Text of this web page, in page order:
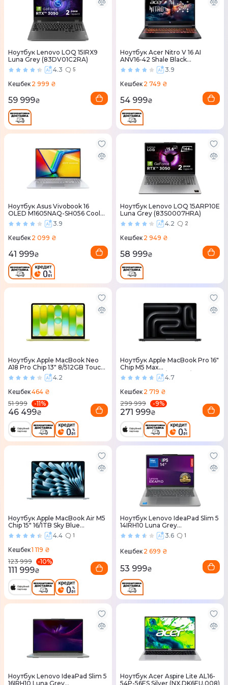
Ноутбук Lenovo LOQ 15IRX9
Luna Grey (83DV01C2RA)
4.3
5
Кешбек 2 999 ₴
59 999₴
Ноутбук Acer Nitro V 16 AI
ANV16-42 Shale Black
(NH.U1KEU.008)3.9
Кешбек 2 749 ₴
54 999₴
Ноутбук Asus Vivobook 16
OLED M1605NAQ-SH056 Cool
Silver (90NB1832-M00200)
3.9
Кешбек 2 099 ₴
41 999₴
Ноутбук Lenovo LOQ 15ARP10E
Luna Grey (83S0007HRA)
4.2
2
Кешбек 2 949 ₴
58 999₴
Ноутбук Apple MacBook Neo
A18 Pro Chip 13" 8/512GB Touch
ID Citrus (MHFE4) 2026
4.2
Кешбек464 ₴
51 999
-11%
46 499₴
Ноутбук Apple MacBook Pro 16"
Chip M5 Max
18CPU/32GPU/36RAM/2TB
Space Black MGED4 2026
4.7
Кешбек 2 719 ₴
299 999
-9%
271 999₴
Ноутбук Apple MacBook Air M5
Chip 15" 16/1TB Sky Blue
(MDVT4) 20264.4 1
Кешбек1 119 ₴
123 999
-10%
111 999₴
Ноутбук Lenovo IdeaPad Slim 5
14IRH10 Luna Grey
(83HR00BCRA)3.6 1
Кешбек 2 699 ₴
53 999₴
Ноутбук Lenovo IdeaPad Slim 5
16IRH10 Luna Grey
Ноутбук Acer Aspire Lite AL16-
54P-56ES Silver (NX.DK6EU.008)